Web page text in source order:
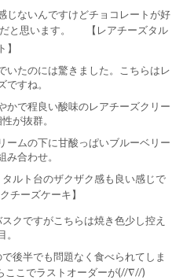
じないんですけどチョコレートが好
と思います。
【レアチーズタル
ト】
いたのには驚きました。こちらはレ
ですね。
かで程良い酸味のレアチーズクリー
が抜群。
ームの下に甘酸っぱいブルーベリー
み合わせ。
ルト台のザクザク感も良い感じで
クチーズケーキ】
クですがこちらは焼き色少し控え
。
後半でも問題なく食べられてしま
ここでラストオーダーが(//∇//)